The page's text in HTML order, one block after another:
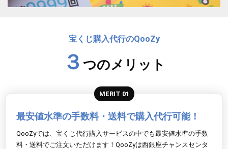
宝くじ購入代行のQooZy
３ つのメリット
MERIT 01
最安値水準の手数料・送料で購入代行可能！
QooZyでは、宝くじ代行購入サービスの中でも最安値水準の手数
料・送料でご注文いただけます！QooZyは西銀座チャンスセンタ